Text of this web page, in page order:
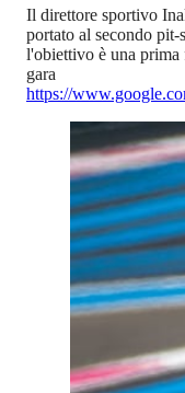
Il direttore sportivo
portato al secondo
l'obiettivo è una
gara
https://